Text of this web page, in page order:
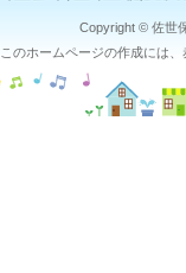
Copyright © 佐世
このホームページの作成には